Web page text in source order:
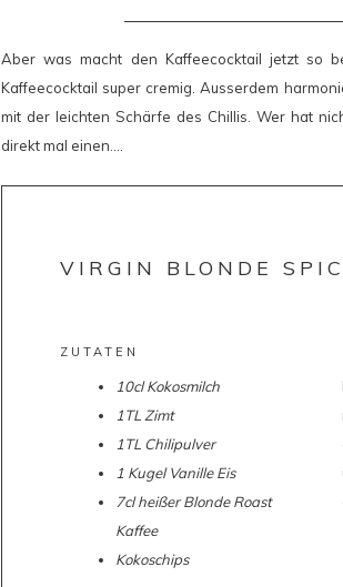
Aber was macht den Kaffeecocktail jetzt so
Kaffeecocktail super cremig. Ausserdem
mit der leichten Schärfe des Chillis. Wer hat
direkt mal einen….
VIRGIN BLONDE
ZUTATEN
10cl Kokosmilch
1TL Zimt
1TL Chilipulver
1 Kugel Vanille Eis
7cl heißer Blonde Roast
Kaffee
Kokoschips